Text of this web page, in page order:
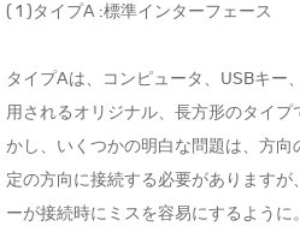
( 1 )タイプA :標準インターフェース
タイプAは、コンピュータ、USBキー
用されるオリジナル、長方形のタイ
かし、いくつかの明白な問題は、方
定の方向に接続する必要があります
ーが接続時にミスを容易にするように。